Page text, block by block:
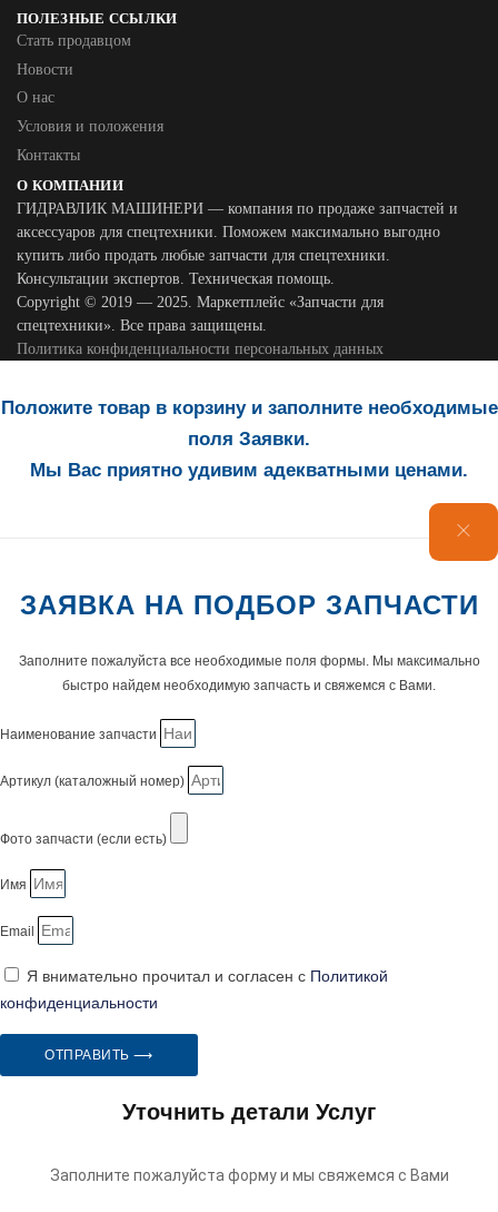
ПОЛЕЗНЫЕ ССЫЛКИ
Стать продавцом
Новости
О нас
Условия и положения
Контакты
О КОМПАНИИ
ГИДРАВЛИК МАШИНЕРИ — компания по продаже запчастей и
аксессуаров для спецтехники. Поможем максимально выгодно
купить либо продать любые запчасти для спецтехники.
Консультации экспертов. Техническая помощь.
Copyright © 2019 — 2025. Маркетплейс «Запчасти для
спецтехники». Все права защищены.
Политика конфиденциальности персональных данных
Положите товар в корзину и заполните необходимые
поля Заявки.
Мы Вас приятно удивим адекватными ценами.
ЗАЯВКА НА ПОДБОР ЗАПЧАСТИ
Заполните пожалуйста все необходимые поля формы. Мы максимально
быстро найдем необходимую запчасть и свяжемся с Вами.
Наименование запчасти
Артикул (каталожный номер)
Фото запчасти (если есть)
Имя
Email
Я внимательно прочитал и согласен с Политикой
конфиденциальности
ОТПРАВИТЬ ⟶
Уточнить детали Услуг
Заполните пожалуйста форму и мы свяжемся с Вами